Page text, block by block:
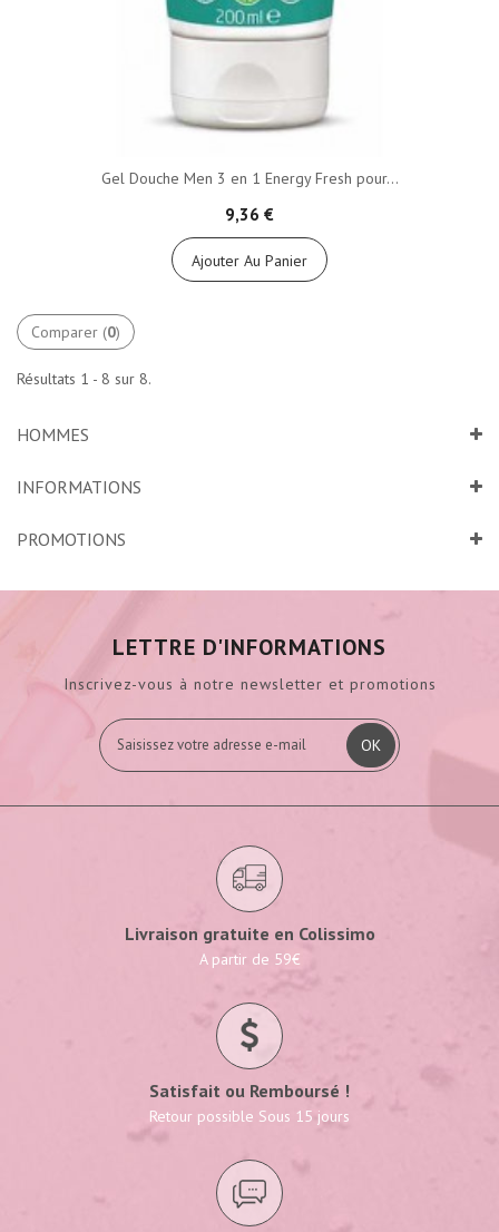
Gel Douche Men 3 en 1 Energy Fresh pour...
9,36 €
Ajouter Au Panier
Comparer (0)
Résultats 1 - 8 sur 8.
HOMMES
INFORMATIONS
PROMOTIONS
LETTRE D'INFORMATIONS
Inscrivez-vous à notre newsletter et promotions
OK
Livraison gratuite en Colissimo
A partir de 59€
Satisfait ou Remboursé !
Retour possible Sous 15 jours